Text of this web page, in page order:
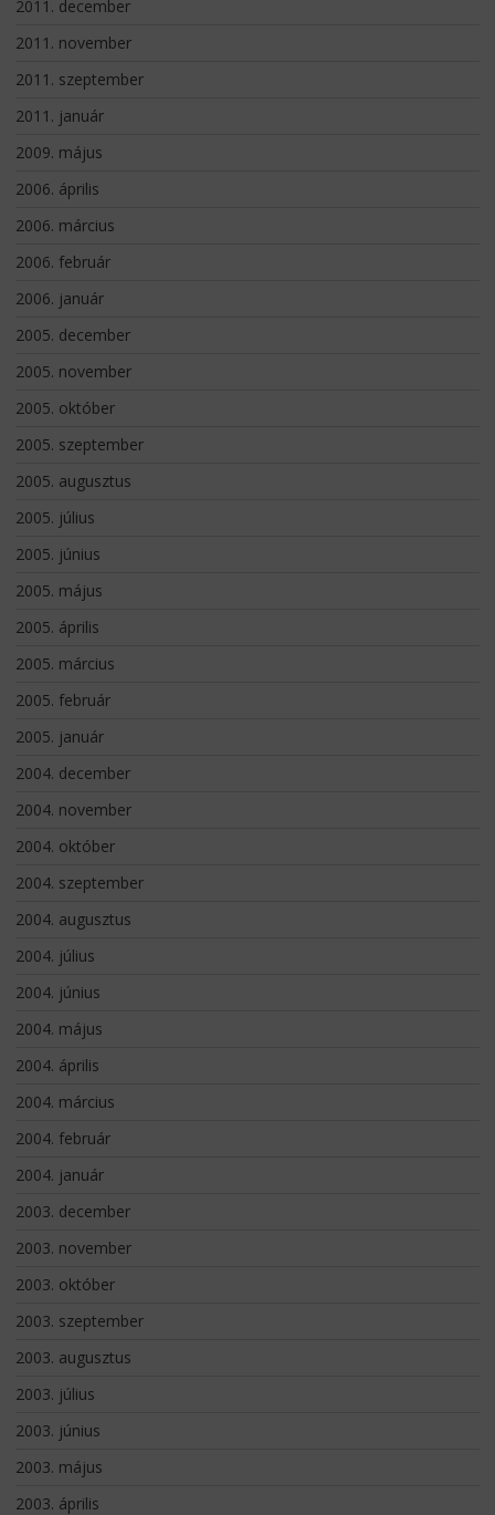
2011. december
2011. november
2011. szeptember
2011. január
2009. május
2006. április
2006. március
2006. február
2006. január
2005. december
2005. november
2005. október
2005. szeptember
2005. augusztus
2005. július
2005. június
2005. május
2005. április
2005. március
2005. február
2005. január
2004. december
2004. november
2004. október
2004. szeptember
2004. augusztus
2004. július
2004. június
2004. május
2004. április
2004. március
2004. február
2004. január
2003. december
2003. november
2003. október
2003. szeptember
2003. augusztus
2003. július
2003. június
2003. május
2003. április